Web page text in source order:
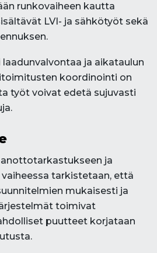
runkovaiheen kautta
LVI- ja sähkötyöt sekä
ja aikataulun
koordinointi on
työt voivat edetä sujuvasti
ja
tarkistetaan, että
mukaisesti ja
toimivat
puutteet korjataan